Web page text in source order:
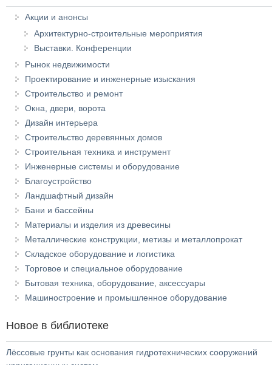
Акции и анонсы
Архитектурно-строительные мероприятия
Выставки. Конференции
Рынок недвижимости
Проектирование и инженерные изыскания
Строительство и ремонт
Окна, двери, ворота
Дизайн интерьера
Строительство деревянных домов
Строительная техника и инструмент
Инженерные системы и оборудование
Благоустройство
Ландшафтный дизайн
Бани и бассейны
Материалы и изделия из древесины
Металлические конструкции, метизы и металлопрокат
Складское оборудование и логистика
Торговое и специальное оборудование
Бытовая техника, оборудование, аксессуары
Машиностроение и промышленное оборудование
Новое в библиотеке
Лёссовые грунты как основания гидротехнических сооружений